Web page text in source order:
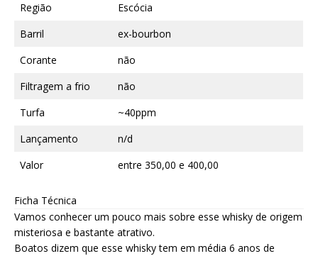
Região
Escócia
Barril
ex-bourbon
Corante
não
Filtragem a frio
não
Turfa
~40ppm
Lançamento
n/d
Valor
entre 350,00 e 400,00
Ficha Técnica
Vamos conhecer um pouco mais sobre esse whisky de origem
misteriosa e bastante atrativo.
Boatos dizem que esse whisky tem em média 6 anos de